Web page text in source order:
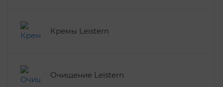
Кремы Leistern
Очищение Leistern